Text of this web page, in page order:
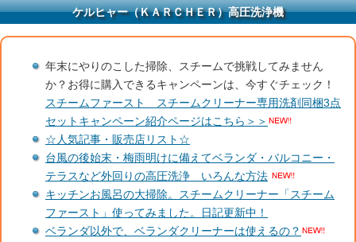
ケルヒャー（ＫＡＲＣＨＥＲ）高圧洗浄機
年末にやりのこした掃除、スチームで挑戦してみません
か？お得に購入できるキャンペーンは、今すぐチェック！
スチームファースト スチームクリーナー専用洗剤同梱3点
セットキャンペーン紹介ページはこちら＞＞
☆人気記事・販売店リスト☆
台風の後始末・梅雨明けに備えてベランダ・バルコニー・
テラスなど外回りの高圧洗浄 いろんな方法
キッチンお風呂の大掃除。スチームクリーナー「スチーム
ファースト」使ってみました。日記更新中！
ベランダ以外で、ベランダクリーナーは使えるの？